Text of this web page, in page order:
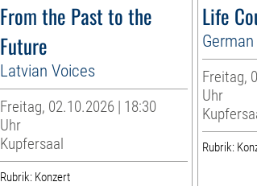
From the Past to the
Future
Latvian Voices
Freitag, 02.10.2026 | 18:30
Uhr
Kupfersaal
Rubrik: Konzert
Life
Freitag,
Uhr
Rubrik: